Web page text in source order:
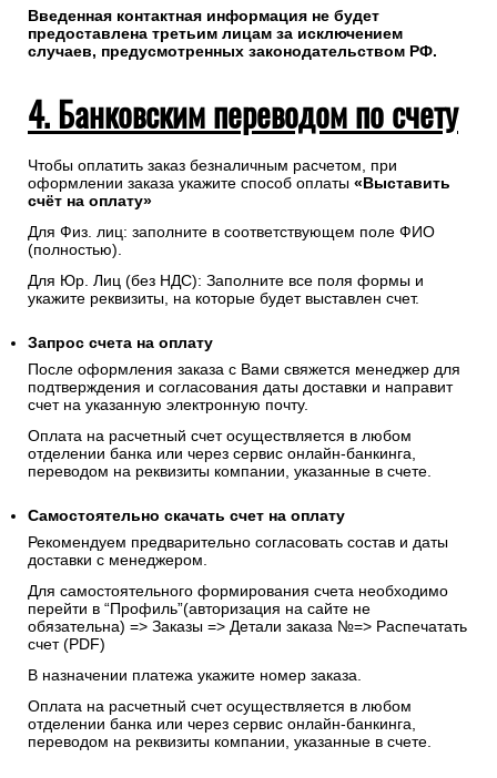
Введенная контактная информация не будет
предоставлена третьим лицам за исключением
случаев, предусмотренных законодательством РФ.
4. Банковским переводом по счету
Чтобы оплатить заказ безналичным расчетом, при
оформлении заказа укажите способ оплаты «Выставить
счёт на оплату»
Для Физ. лиц: заполните в соответствующем поле ФИО
(полностью).
Для Юр. Лиц (без НДС): Заполните все поля формы и
укажите реквизиты, на которые будет выставлен счет.
Запрос счета на оплату
После оформления заказа с Вами свяжется менеджер для
подтверждения и согласования даты доставки и направит
счет на указанную электронную почту.
Оплата на расчетный счет осуществляется в любом
отделении банка или через сервис онлайн-банкинга,
переводом на реквизиты компании, указанные в счете.
Самостоятельно скачать счет на оплату
Рекомендуем предварительно согласовать состав и даты
доставки с менеджером.
Для самостоятельного формирования счета необходимо
перейти в “Профиль”(авторизация на сайте не
обязательна) => Заказы => Детали заказа №=> Распечатать
счет (PDF)
В назначении платежа укажите номер заказа.
Оплата на расчетный счет осуществляется в любом
отделении банка или через сервис онлайн-банкинга,
переводом на реквизиты компании, указанные в счете.